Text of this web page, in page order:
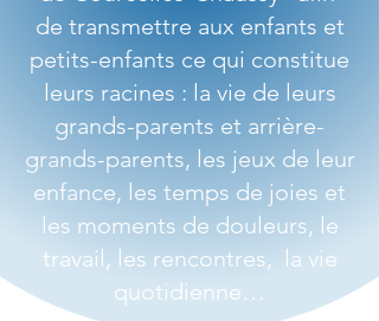
de transmettre aux enfants et
petits-enfants ce qui constitue
leurs racines : la vie de leurs
grands-parents et arrière-
grands-parents, les jeux de leur
enfance, les temps de joies et
les moments de douleurs, le
travail, les rencontres, la vie
quotidienne…